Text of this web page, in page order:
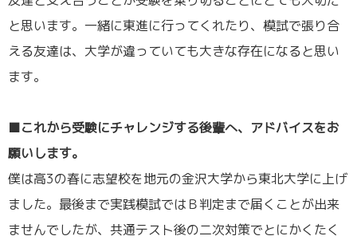
と思います。一緒に東進に行ってくれたり、模試で張り合
える友達は、大学が違っていても大きな存在になると思い
ます。
■これから受験にチャレンジする後輩へ、アドバイスをお
願いします。
僕は高3の春に志望校を地元の金沢大学から東北大学に上げ
ました。最後まで実践模試ではＢ判定まで届くことが出来
ませんでしたが、共通テスト後の二次対策でとにかくたく